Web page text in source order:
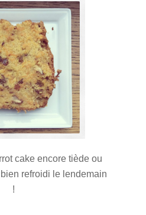
cake encore tiède ou
refroidi le lendemain
!